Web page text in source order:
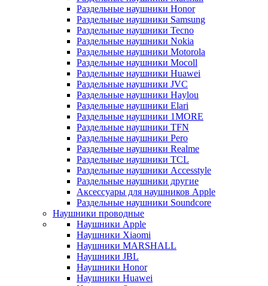
Раздельные наушники Honor
Раздельные наушники Samsung
Раздельные наушники Tecno
Раздельные наушники Nokia
Раздельные наушники Motorola
Раздельные наушники Mocoll
Раздельные наушники Huawei
Раздельные наушники JVC
Раздельные наушники Haylou
Раздельные наушники Elari
Раздельные наушники 1MORE
Раздельные наушники TFN
Раздельные наушники Pero
Раздельные наушники Realme
Раздельные наушники TCL
Раздельные наушники Accesstyle
Раздельные наушники другие
Аксессуары для наушников Apple
Раздельные наушники Soundcore
Наушники проводные
Наушники Apple
Наушники Xiaomi
Наушники MARSHALL
Наушники JBL
Наушники Honor
Наушники Huawei